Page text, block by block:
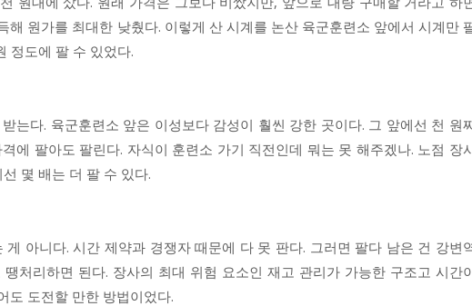
해 원가를 최대한 낮췄다. 이렇게 산 시계를 논산 육군훈련소 앞에서 시계만
정도에 팔 수 있었다.
는다. 육군훈련소 앞은 이성보다 감성이 훨씬 강한 곳이다. 그 앞에선 천 원
에 팔아도 팔린다. 자식이 훈련소 가기 직전인데 뭐는 못 해주겠나. 노점 장
몇 배는 더 팔 수 있다.
아니다. 시간 제약과 경쟁자 때문에 다 못 판다. 그러면 팔다 남은 건 강변
처리하면 된다. 장사의 최대 위험 요소인 재고 관리가 가능한 구조고 시간
도 도전할 만한 방법이었다.